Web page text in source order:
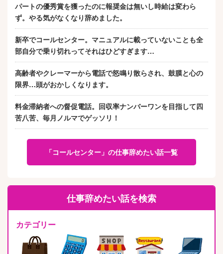
パートの優秀賞を獲ったのに報奨金は無いし時給は変わら
ず。やる気がなくなり辞めました。
新卒でコールセンター。マニュアルに載っていないことも全
部自分で乗り切れってそれはひどすぎます…
高齢者やクレーマーから電話で怒鳴り散らされ、鼓膜と心の
限界…頭がおかしくなります。
料金滞納者への督促電話。回収率ナンバーワンを目指して四
苦八苦、毎月ノルマでゲッソリ！
「コールセンター」の仕事辞めたい話一覧
仕事辞めたい話を検索
カテゴリー